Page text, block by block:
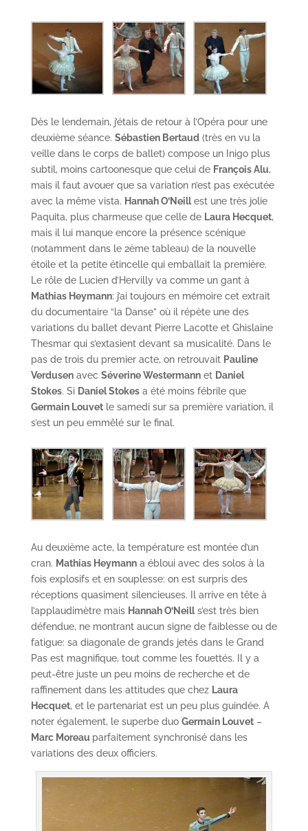
Dès le lendemain, j’étais de retour à l’Opéra pour une
deuxième séance. Sébastien Bertaud(très en vu la
veille dans le corps de ballet) compose un Inigo plus
subtil, moins cartoonesque que celui de François Alu,
mais il faut avouer que sa variation n’est pas exécutée
avec la même vista. Hannah O’Neillest une très jolie
Paquita, plus charmeuse que celle de Laura Hecquet,
mais il lui manque encore la présence scénique
(notamment dans le 2ème tableau) de la nouvelle
étoile et la petite étincelle qui emballait la première.
Le rôle de Lucien d’Hervilly va comme un gant à
Mathias Heymann: j’ai toujours en mémoire cet extrait
du documentaire “la Danse” où il répète une des
variations du ballet devant Pierre Lacotte et Ghislaine
Thesmar qui s’extasient devant sa musicalité. Dans le
pas de trois du premier acte, on retrouvait Pauline
Verdusenavec Séverine Westermannet Daniel
Stokes. Si Daniel Stokesa été moins fébrile que
Germain Louvetle samedi sur sa première variation, il
s’est un peu emmêlé sur le final.
Au deuxième acte, la température est montée d’un
cran. Mathias Heymanna ébloui avec des solos à la
fois explosifs et en souplesse: on est surpris des
réceptions quasiment silencieuses. Il arrive en tête à
l’applaudimètre mais Hannah O’Neills’est très bien
défendue, ne montrant aucun signe de faiblesse ou de
fatigue: sa diagonale de grands jetés dans le Grand
Pas est magnifique, tout comme les fouettés. Il y a
peut-être juste un peu moins de recherche et de
raffinement dans les attitudes que chez Laura
Hecquet, et le partenariat est un peu plus guindée. A
noter également, le superbe duo Germain Louvet–
Marc Moreau parfaitement synchronisé dans les
variations des deux officiers.